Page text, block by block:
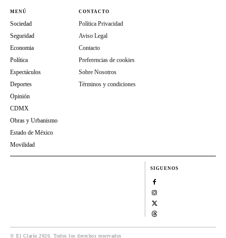
MENÚ
Sociedad
Seguridad
Economia
Política
Espectáculos
Deportes
Opinión
CDMX
Obras y Urbanismo
Estado de México
Movilidad
CONTACTO
Política Privacidad
Aviso Legal
Contacto
Preferencias de cookies
Sobre Nosotros
Términos y condiciones
SIGUENOS
© El Clarín 2026. Todos los derechos reservados